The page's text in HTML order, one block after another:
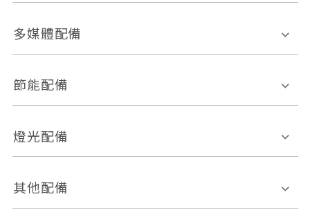
ABS防鎖死
車道偏離警示
自動停車系統 盲點偵測系統
倒車雷達
皮椅
多媒體配備
外部音源接入
節能配備
引擎啟閉系統
燈光配備
感應頭燈
其他配備